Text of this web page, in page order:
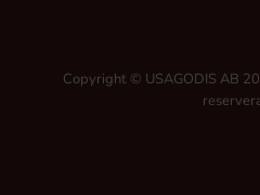
Copyright © USAGODIS AB